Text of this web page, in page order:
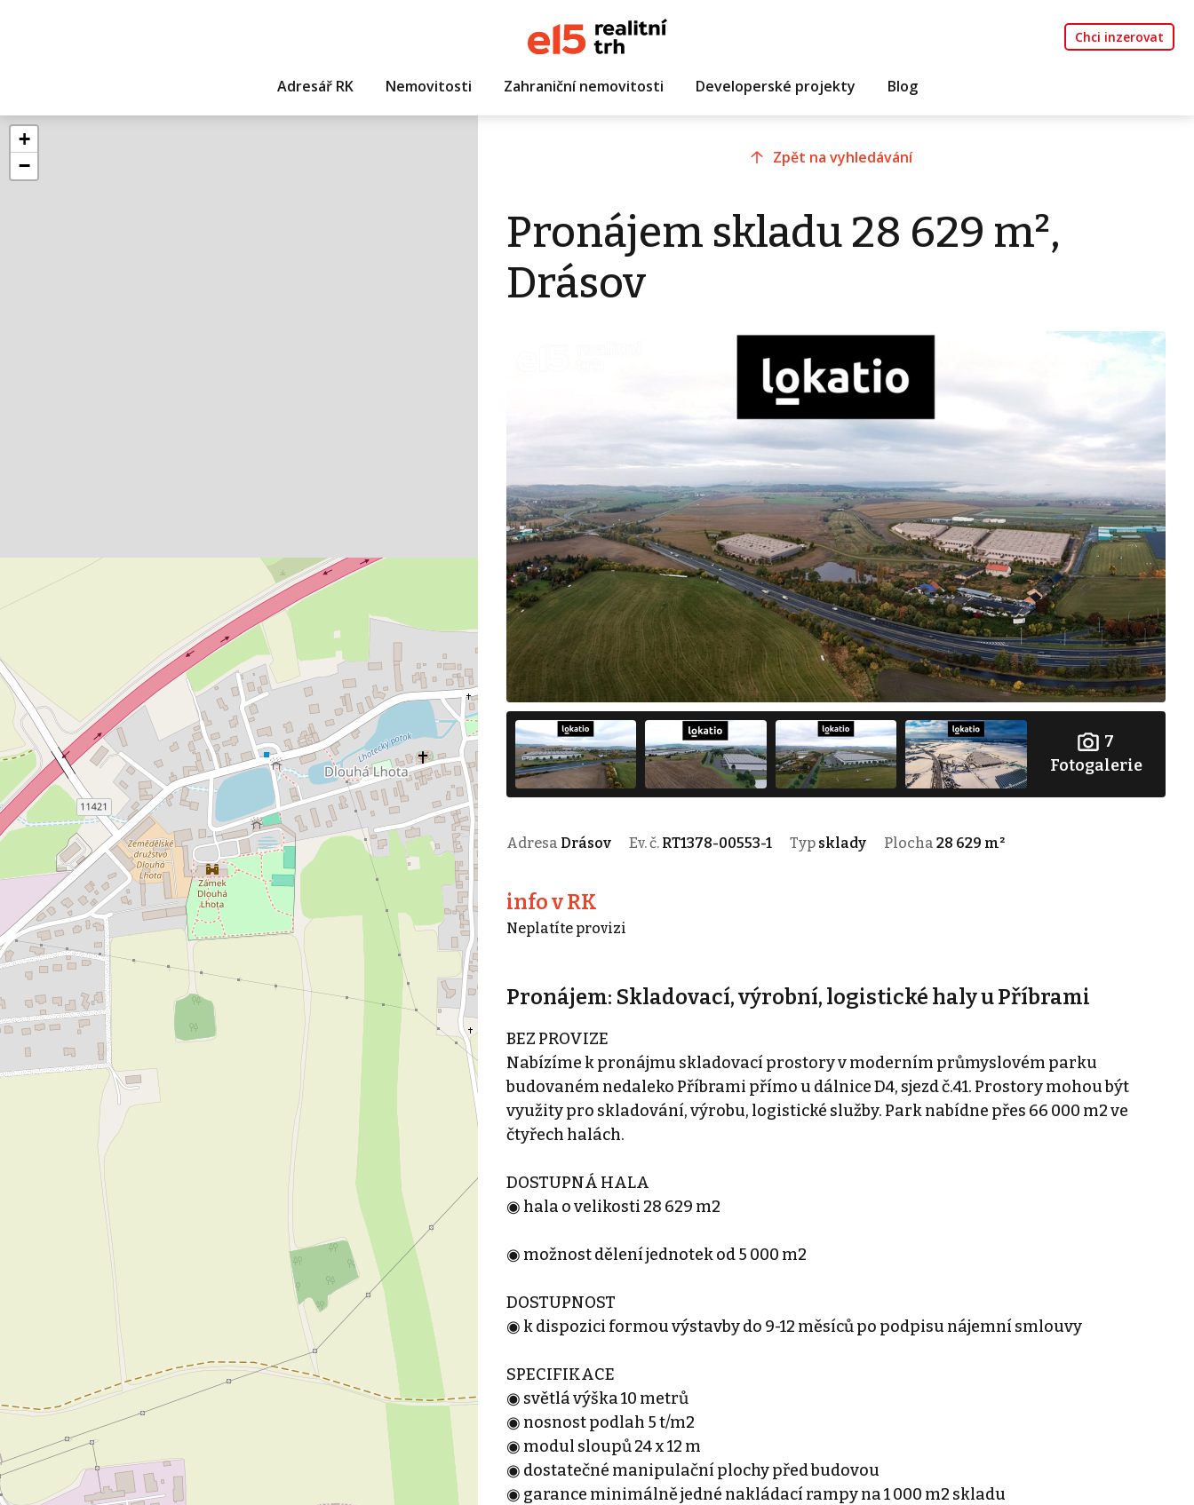
Chci inzerovat
Adresář RK Nemovitosti Zahraniční nemovitosti Developerské projekty Blog
+
−
Zpět na vyhledávání
Pronájem skladu 28 629 m²,
Drásov
7
Fotogalerie
Adresa Drásov Ev. č. RT1378-00553-1 Typ sklady Plocha 28 629 m²
info v RK
Neplatíte provizi
Pronájem: Skladovací, výrobní, logistické haly u Příbrami
BEZ PROVIZE
Nabízíme k pronájmu skladovací prostory v moderním průmyslovém parku
budovaném nedaleko Příbrami přímo u dálnice D4, sjezd č.41. Prostory mohou být
využity pro skladování, výrobu, logistické služby. Park nabídne přes 66 000 m2 ve
čtyřech halách.
DOSTUPNÁ HALA
◉ hala o velikosti 28 629 m2
◉ možnost dělení jednotek od 5 000 m2
DOSTUPNOST
◉ k dispozici formou výstavby do 9-12 měsíců po podpisu nájemní smlouvy
SPECIFIKACE
◉ světlá výška 10 metrů
◉ nosnost podlah 5 t/m2
◉ modul sloupů 24 x 12 m
◉ dostatečné manipulační plochy před budovou
◉ garance minimálně jedné nakládací rampy na 1 000 m2 skladu